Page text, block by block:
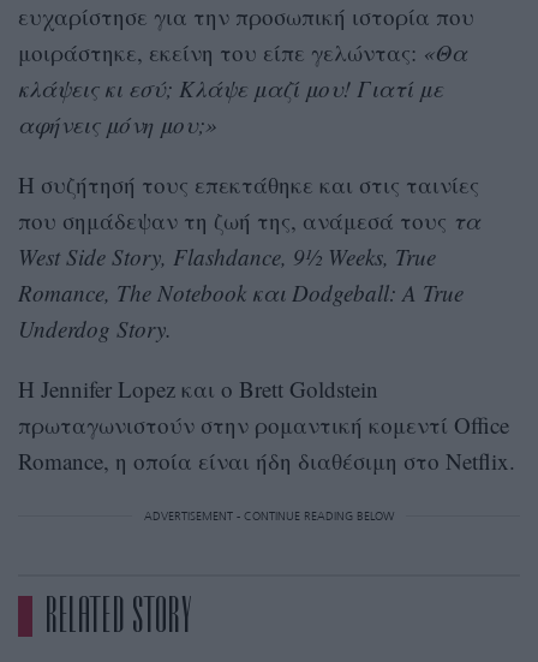
ευχαρίστησε για την προσωπική ιστορία που
μοιράστηκε, εκείνη του είπε γελώντας: «Θα
κλάψεις κι εσύ; Κλάψε μαζί μου! Γιατί με
αφήνεις μόνη μου;»
Η συζήτησή τους επεκτάθηκε και στις ταινίες
που σημάδεψαν τη ζωή της, ανάμεσά τους τα
West Side Story, Flashdance, 9½ Weeks, True
Romance, The Notebook και Dodgeball: A True
Underdog Story.
Η Jennifer Lopez και ο Brett Goldstein
πρωταγωνιστούν στην ρομαντική κομεντί Office
Romance, η οποία είναι ήδη διαθέσιμη στο Netflix.
ADVERTISEMENT - CONTINUE READING BELOW
RELATED STORY